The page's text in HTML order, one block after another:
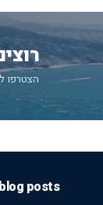
הצטרפו
posts